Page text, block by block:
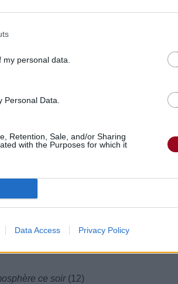
personal data.
Data.
Retention, Sale, and/or Sharing
with the Purposes for which it
Data Access Privacy Policy
ce soir (12)